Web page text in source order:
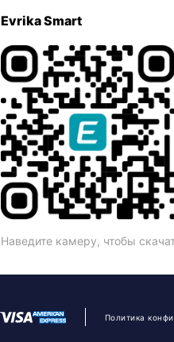
Evrika Smart
Наведите камеру, чтобы
Политика